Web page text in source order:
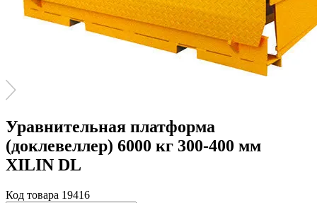
Уравнительная платформа
(доклевеллер) 6000 кг 300-400 мм
XILIN DL
Код товара 19416